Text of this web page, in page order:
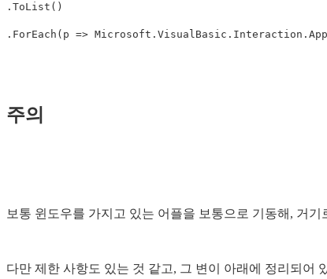
. ToList ()
. ForEach ( p => Microsoft . VisualBasic . Interaction .
주의
보통 윈도우를 가지고 있는 어플을 보통으로 기동해, 거
다만 제한 사항도 있는 것 같고, 그 변이 아래에 정리되어